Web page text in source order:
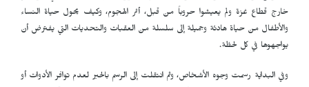
خارج قطاع غزة ولم يعيشوا حروباً من قبل، أثر الهجوم، وكيف يحول حياة النساء
والأطفال من حياة هادئة وجميلة إلى سلسلة من العقبات والتحديات التي يفترض أن
يواجهوها في كل لحظة.
وفي البداية رسمت وجوه الأشخاص، وثم انتقلت إلى الرسم بالحبر لعدم توافر الأدوات أو